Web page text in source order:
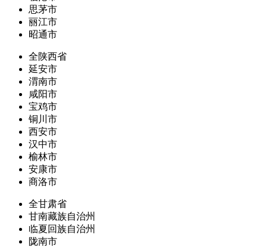
思茅市
丽江市
昭通市
全陕西省
延安市
渭南市
咸阳市
宝鸡市
铜川市
西安市
汉中市
榆林市
安康市
商洛市
全甘肃省
甘南藏族自治州
临夏回族自治州
陇南市